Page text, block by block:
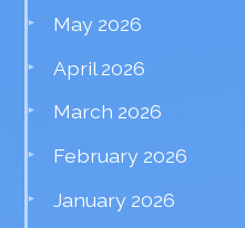
May 2026
April 2026
March 2026
February 2026
January 2026